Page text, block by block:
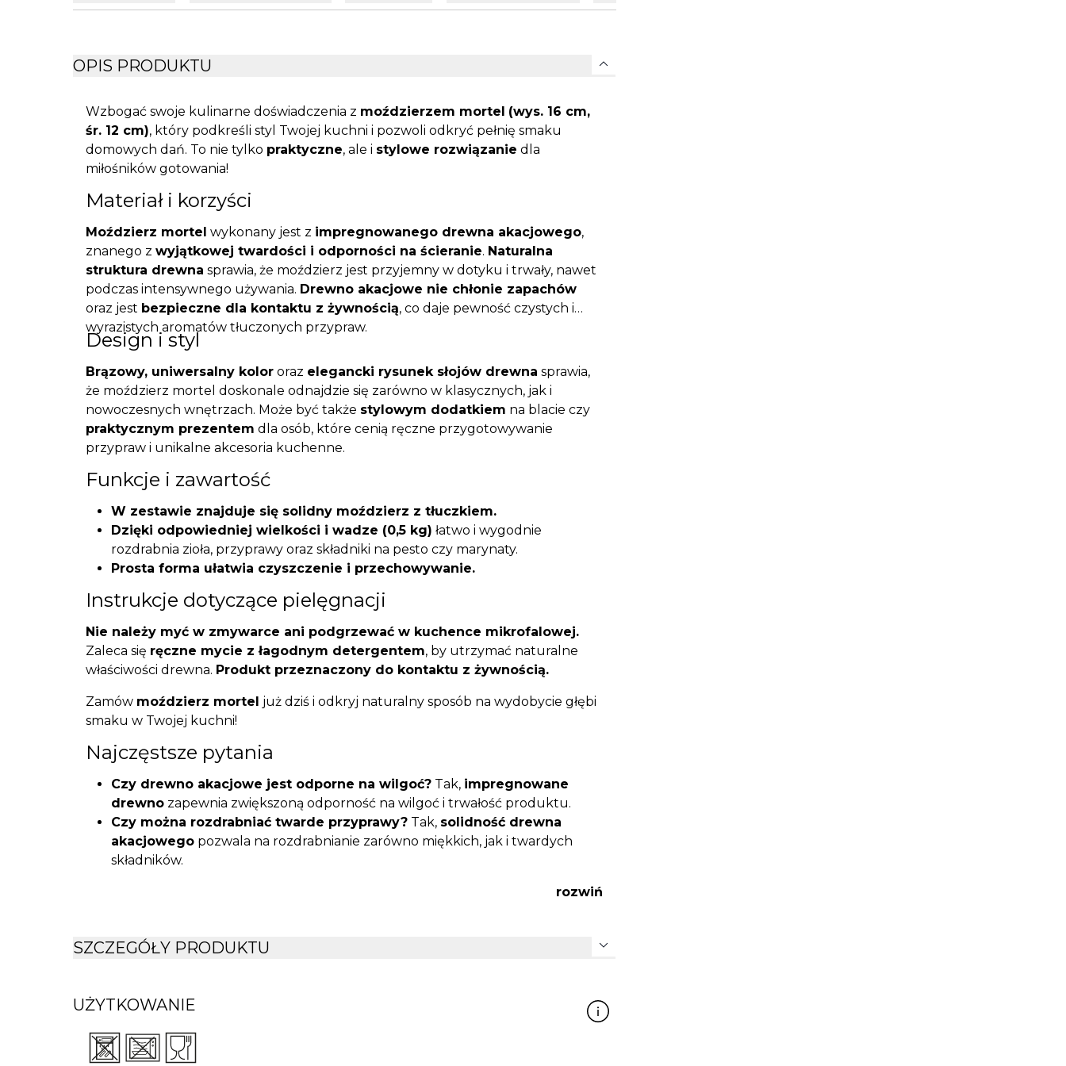
OPIS PRODUKTU expand_more
Wzbogać swoje kulinarne doświadczenia z moździerzem mortel (wys. 16 cm,
śr. 12 cm), który podkreśli styl Twojej kuchni i pozwoli odkryć pełnię smaku
domowych dań. To nie tylko praktyczne, ale i stylowe rozwiązanie dla
miłośników gotowania!
Materiał i korzyści
Moździerz mortel wykonany jest z impregnowanego drewna akacjowego,
znanego z wyjątkowej twardości i odporności na ścieranie. Naturalna
struktura drewna sprawia, że moździerz jest przyjemny w dotyku i trwały, nawet
podczas intensywnego używania. Drewno akacjowe nie chłonie zapachów
oraz jest bezpieczne dla kontaktu z żywnością, co daje pewność czystych i
wyrazistych aromatów tłuczonych przypraw.
Design i styl
Brązowy, uniwersalny kolor oraz elegancki rysunek słojów drewna sprawia,
że moździerz mortel doskonale odnajdzie się zarówno w klasycznych, jak i
nowoczesnych wnętrzach. Może być także stylowym dodatkiem na blacie czy
praktycznym prezentem dla osób, które cenią ręczne przygotowywanie
przypraw i unikalne akcesoria kuchenne.
Funkcje i zawartość
W zestawie znajduje się solidny moździerz z tłuczkiem.
Dzięki odpowiedniej wielkości i wadze (0,5 kg) łatwo i wygodnie
rozdrabnia zioła, przyprawy oraz składniki na pesto czy marynaty.
Prosta forma ułatwia czyszczenie i przechowywanie.
Instrukcje dotyczące pielęgnacji
Nie należy myć w zmywarce ani podgrzewać w kuchence mikrofalowej.
Zaleca się ręczne mycie z łagodnym detergentem, by utrzymać naturalne
właściwości drewna. Produkt przeznaczony do kontaktu z żywnością.
Zamów moździerz mortel już dziś i odkryj naturalny sposób na wydobycie głębi
smaku w Twojej kuchni!
Najczęstsze pytania
Czy drewno akacjowe jest odporne na wilgoć? Tak, impregnowane
drewno zapewnia zwiększoną odporność na wilgoć i trwałość produktu.
Czy można rozdrabniać twarde przyprawy? Tak, solidność drewna
akacjowego pozwala na rozdrabnianie zarówno miękkich, jak i twardych
składników.
i unikanie długotrwałego moczenia, co pozwoli zachować piękny
Jak utrzymać moździerz w czystości?
moździerz ręcznie i dokładnie osuszyć, by zapobiec odbarwieniom i zachować
rozwiń
SZCZEGÓŁY PRODUKTU expand_more
UŻYTKOWANIE